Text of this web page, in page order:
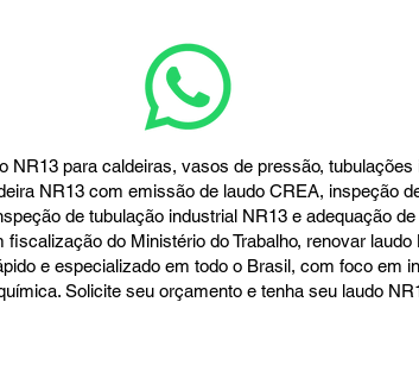
NR13 para caldeiras, vasos de pressão,
NR13 com emissão de laudo CREA, inspeção
de tubulação industrial NR13 e adequação
do Ministério do Trabalho, renovar
e especializado em todo o Brasil, com foco em
Solicite seu orçamento e tenha seu laudo